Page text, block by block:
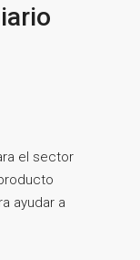
el sector
ayudar a